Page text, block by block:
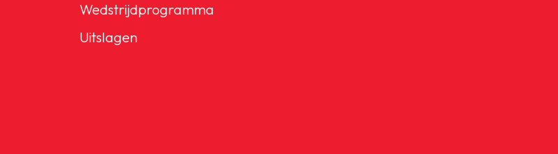
Wedstrijdprogramma
Uitslagen